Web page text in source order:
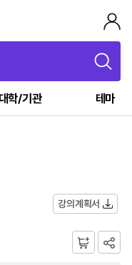
학/기관 테마
강의계획서